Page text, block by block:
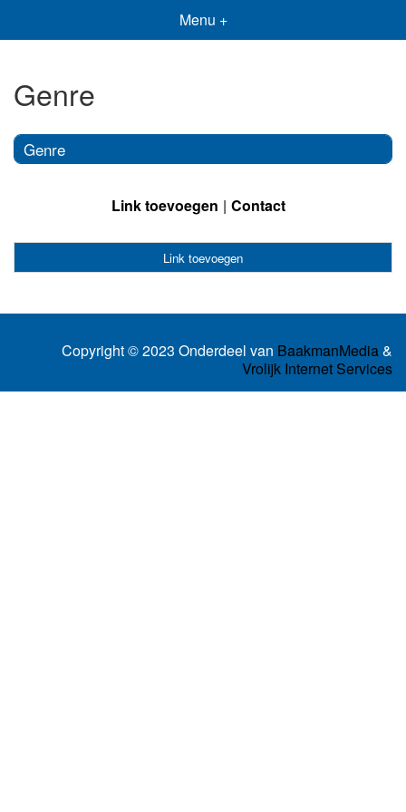
Menu +
Genre
Genre
Link toevoegen Contact
Link toevoegen
Copyright © 2023 Onderdeel van BaakmanMedia&
Vrolijk Internet Services